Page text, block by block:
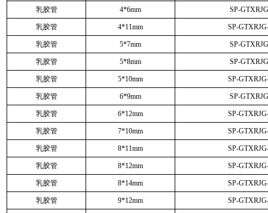
乳胶管 4*6mm SP-
乳胶管 4*11mm SP-
乳胶管 5*7mm SP-
乳胶管 5*8mm SP-
乳胶管 5*10mm SP-
乳胶管 6*9mm SP-
乳胶管 6*12mm SP-
乳胶管 7*10mm SP-
乳胶管 8*11mm SP-
乳胶管 8*12mm SP-
乳胶管 8*14mm SP-
乳胶管 9*12mm SP-